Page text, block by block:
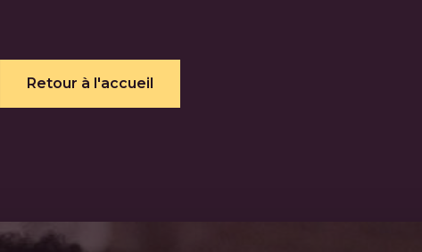
Retour à l'accueil